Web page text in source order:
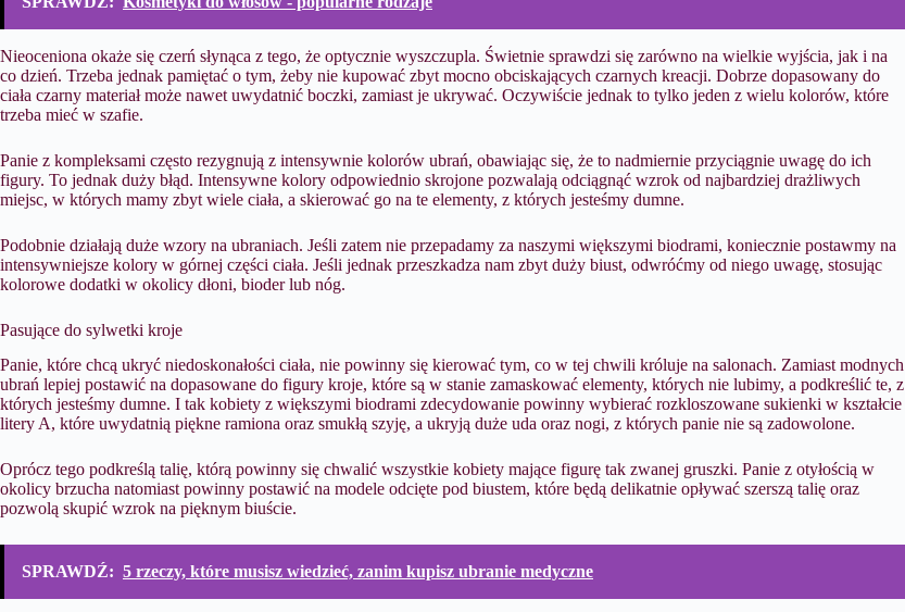
Nieoceniona okaże się czerń słynąca z tego, że optycznie wyszczupla. Świetnie sprawdzi się zarówno na wielkie wyjścia, jak i na
co dzień. Trzeba jednak pamiętać o tym, żeby nie kupować zbyt mocno obciskających czarnych kreacji. Dobrze dopasowany do
ciała czarny materiał może nawet uwydatnić boczki, zamiast je ukrywać. Oczywiście jednak to tylko jeden z wielu kolorów, które
trzeba mieć w szafie.
Panie z kompleksami często rezygnują z intensywnie kolorów ubrań, obawiając się, że to nadmiernie przyciągnie uwagę do ich
figury. To jednak duży błąd. Intensywne kolory odpowiednio skrojone pozwalają odciągnąć wzrok od najbardziej drażliwych
miejsc, w których mamy zbyt wiele ciała, a skierować go na te elementy, z których jesteśmy dumne.
Podobnie działają duże wzory na ubraniach. Jeśli zatem nie przepadamy za naszymi większymi biodrami, koniecznie postawmy na
intensywniejsze kolory w górnej części ciała. Jeśli jednak przeszkadza nam zbyt duży biust, odwróćmy od niego uwagę, stosując
kolorowe dodatki w okolicy dłoni, bioder lub nóg.
Pasujące do sylwetki kroje
Panie, które chcą ukryć niedoskonałości ciała, nie powinny się kierować tym, co w tej chwili króluje na salonach. Zamiast modnych
ubrań lepiej postawić na dopasowane do figury kroje, które są w stanie zamaskować elementy, których nie lubimy, a podkreślić te, z
których jesteśmy dumne. I tak kobiety z większymi biodrami zdecydowanie powinny wybierać rozkloszowane sukienki w kształcie
litery A, które uwydatnią piękne ramiona oraz smukłą szyję, a ukryją duże uda oraz nogi, z których panie nie są zadowolone.
Oprócz tego podkreślą talię, którą powinny się chwalić wszystkie kobiety mające figurę tak zwanej gruszki. Panie z otyłością w
okolicy brzucha natomiast powinny postawić na modele odcięte pod biustem, które będą delikatnie opływać szerszą talię oraz
pozwolą skupić wzrok na pięknym biuście.
SPRAWDŹ: 5 rzeczy, które musisz wiedzieć, zanim kupisz ubranie medyczne